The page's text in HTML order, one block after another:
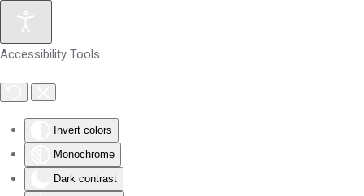
Accessibility Tools
Invert colors
Monochrome
Dark contrast
Skip to main content